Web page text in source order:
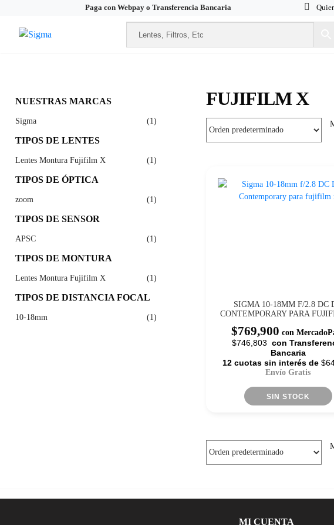
Paga con Webpay o Transferencia Bancaria
FUJIFILM X
SIGMA 10-18MM F/2.8 DC
CONTEMPORARY PARA
$769,900 con
$746,803 con
Bancaria
12 cuotas sin interés de
Envío Gratis
SIN STOCK
NUESTRAS MARCAS
Sigma (1)
TIPOS DE LENTES
Lentes Montura Fujifilm X (1)
TIPOS DE ÓPTICA
zoom (1)
TIPOS DE SENSOR
APSC (1)
TIPOS DE MONTURA
Lentes Montura Fujifilm X (1)
TIPOS DE DISTANCIA FOCAL
10-18mm (1)
MI CUENTA